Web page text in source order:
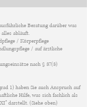
Beratung darüber was
abläuft.
/ auf ärztliche
nach § 37(3)
1) haben Sie auch Anspruch auf
Hilfe, was sich fachlich als
darstellt. (Siehe oben)